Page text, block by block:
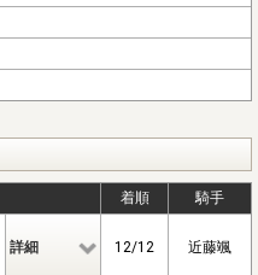
着順
騎手
詳細 12/12 近藤颯